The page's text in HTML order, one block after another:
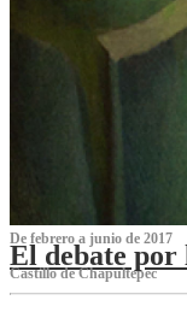
De febrero a junio de 2017
El debate por
Castillo de Chapultepec